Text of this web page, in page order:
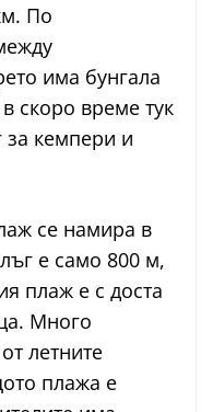
По
има бунгала
скоро време тук
кемпери и
се намира в
е само 800 м,
плаж е с доста
Много
летните
плажа е